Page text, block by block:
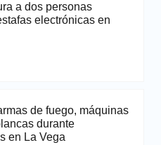
a dos personas
electrónicas en
de fuego, máquinas
durante
en La Vega